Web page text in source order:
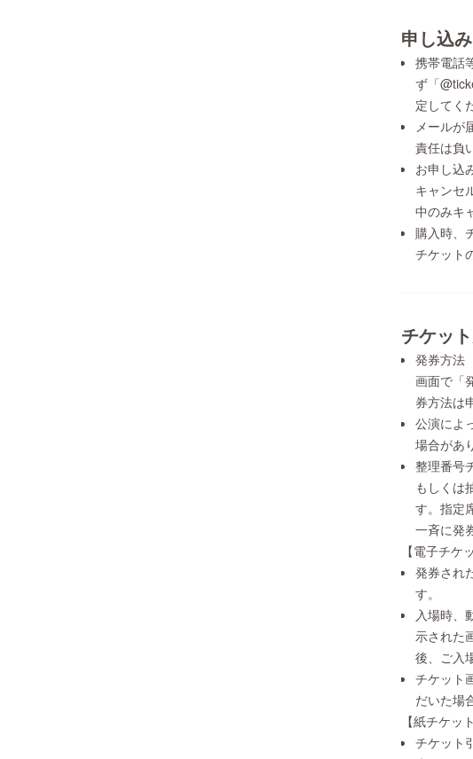
申し込
携帯電話
ず「
定してく
メールが
責任は負
お申し込
キャンセ
中のみキ
購入時、
チケット
チケッ
発券方法
画面で「
券方法は
公演によ
場合があ
整理番号
もしくは
す。指定
一斉に発
【電子チケ
発券され
す。
入場時、
示された
後、ご入
チケット
だいた場
【紙チケッ
チケット